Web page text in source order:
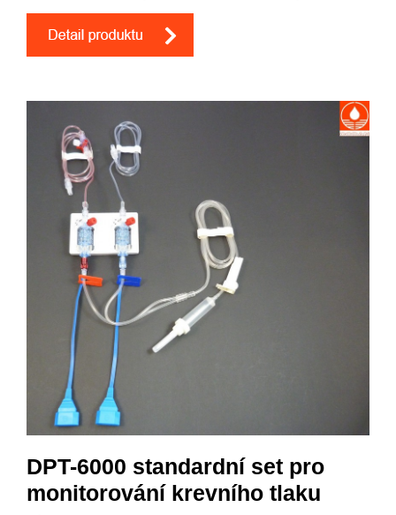
DPT-6000 standardní set pro
monitorování krevního tlaku